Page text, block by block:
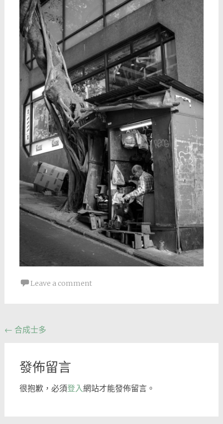
Leave a comment
Post
← 合成士多
發佈留言
很抱歉，必須登入網站才能發佈留言。